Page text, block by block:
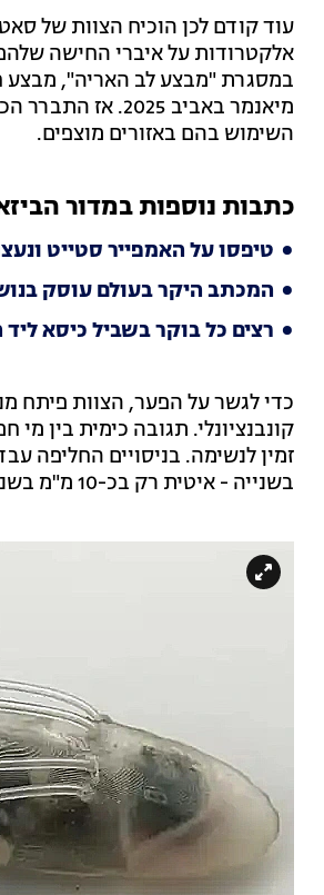
עוד קודם לכן הוכיח הצוות של
אלקטרודות על איברי החישה
מיאנמר באביב
השימוש בהם באזורים מוצפים.
כתבות נוספות במדור
טיפסו על האמפייר סטייט
המכתב היקר בעולם עוסק
רצים כל בוקר בשביל כיסא
כדי לגשר על הפער, הצוות פיתח
קונבנציונלי. תגובה כימית בין
בשנייה - איטית רק בכ-10 מ"מ בשנייה מהמהירות הממוצעת שלהם על היבשה.